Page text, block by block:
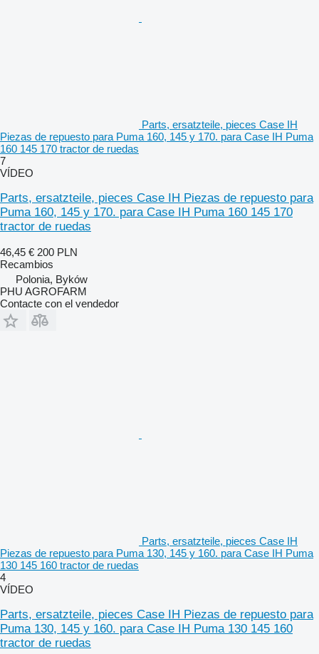
Parts, ersatzteile, pieces Case IH
Piezas de repuesto para Puma 160, 145 y 170. para Case IH Puma
160 145 170 tractor de ruedas
7
VÍDEO
Parts, ersatzteile, pieces Case IH Piezas de repuesto para
Puma 160, 145 y 170. para Case IH Puma 160 145 170
tractor de ruedas
46,45 € 200 PLN
Recambios
Polonia, Byków
PHU AGROFARM
Contacte con el vendedor
Parts, ersatzteile, pieces Case IH
Piezas de repuesto para Puma 130, 145 y 160. para Case IH Puma
130 145 160 tractor de ruedas
4
VÍDEO
Parts, ersatzteile, pieces Case IH Piezas de repuesto para
Puma 130, 145 y 160. para Case IH Puma 130 145 160
tractor de ruedas